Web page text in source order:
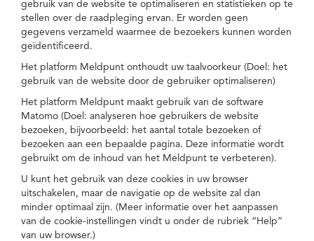
gebruik van de website te optimaliseren en statistieken op te
stellen over de raadpleging ervan. Er worden geen
gegevens verzameld waarmee de bezoekers kunnen worden
geïdentificeerd.
Het platform Meldpunt onthoudt uw taalvoorkeur (Doel: het
gebruik van de website door de gebruiker optimaliseren)
Het platform Meldpunt maakt gebruik van de software
Matomo (Doel: analyseren hoe gebruikers de website
bezoeken, bijvoorbeeld: het aantal totale bezoeken of
bezoeken aan een bepaalde pagina. Deze informatie wordt
gebruikt om de inhoud van het Meldpunt te verbeteren).
U kunt het gebruik van deze cookies in uw browser
uitschakelen, maar de navigatie op de website zal dan
minder optimaal zijn. (Meer informatie over het aanpassen
van de cookie-instellingen vindt u onder de rubriek “Help”
van uw browser.)